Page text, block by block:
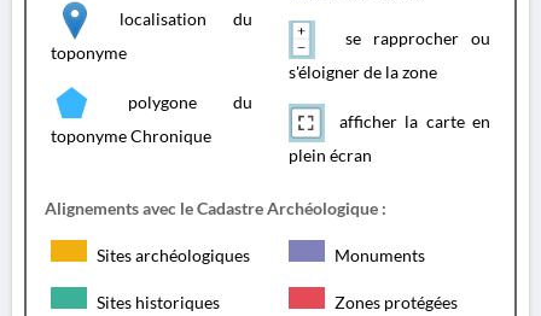
localisation du
toponyme
polygone du
toponyme Chronique
se rapprocher ou
s'éloigner de la zone
afficher la carte en
plein écran
Alignements avec le Cadastre Archéologique :
Sites archéologiques Monuments
Sites historiques Zones protégées